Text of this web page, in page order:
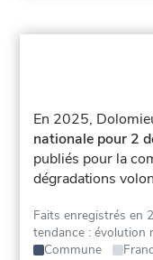
En 2025,
nationale pour 2
publiés pour la
dégradations
Faits enregistrés en
tendance : évolution
Commune